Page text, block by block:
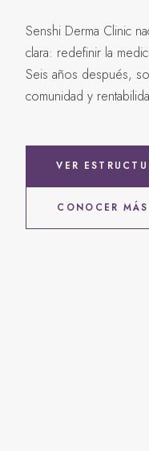
Senshi Derma Clinic
clara: redefinir la
Seis años después,
comunidad y
VER
CONOCER MÁS